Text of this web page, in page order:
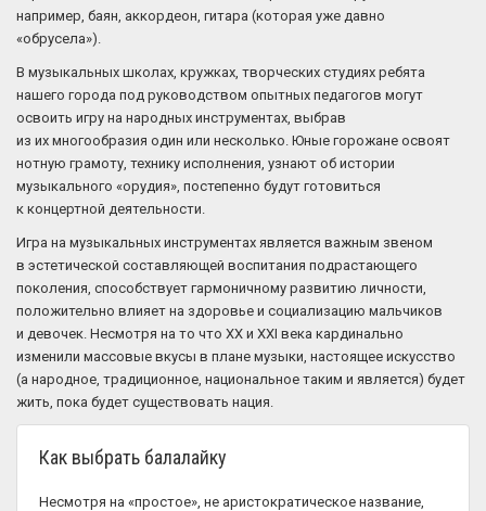
например, баян, аккордеон, гитара (которая уже давно
«обрусела»).
В музыкальных школах, кружках, творческих студиях ребята
нашего города под руководством опытных педагогов могут
освоить игру на народных инструментах, выбрав
из их многообразия один или несколько. Юные горожане освоят
нотную грамоту, технику исполнения, узнают об истории
музыкального «орудия», постепенно будут готовиться
к концертной деятельности.
Игра на музыкальных инструментах является важным звеном
в эстетической составляющей воспитания подрастающего
поколения, способствует гармоничному развитию личности,
положительно влияет на здоровье и социализацию мальчиков
и девочек. Несмотря на то что XX и XXI века кардинально
изменили массовые вкусы в плане музыки, настоящее искусство
(а народное, традиционное, национальное таким и является) будет
жить, пока будет существовать нация.
Как выбрать балалайку
Несмотря на «простое», не аристократическое название,